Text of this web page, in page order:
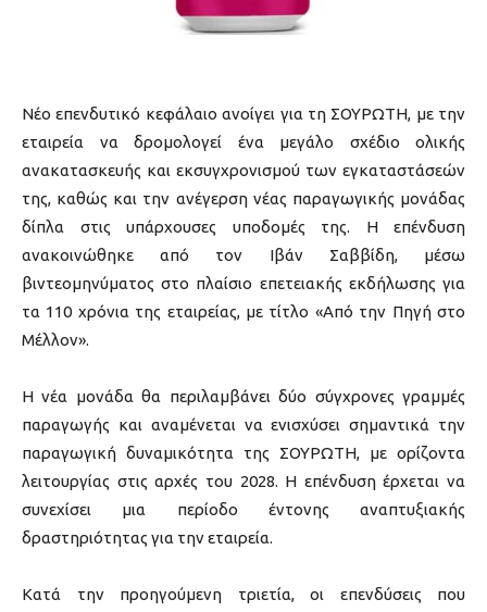
Νέο επενδυτικό κεφάλαιο ανοίγει για τη ΣΟΥΡΩΤΗ, με την
εταιρεία να δρομολογεί ένα μεγάλο σχέδιο ολικής
ανακατασκευής και εκσυγχρονισμού των εγκαταστάσεών
της, καθώς και την ανέγερση νέας παραγωγικής μονάδας
δίπλα στις υπάρχουσες υποδομές της. Η επένδυση
ανακοινώθηκε από τον Ιβάν Σαββίδη, μέσω
βιντεομηνύματος στο πλαίσιο επετειακής εκδήλωσης για
τα 110 χρόνια της εταιρείας, με τίτλο «Από την Πηγή στο
Μέλλον».
Η νέα μονάδα θα περιλαμβάνει δύο σύγχρονες γραμμές
παραγωγής και αναμένεται να ενισχύσει σημαντικά την
παραγωγική δυναμικότητα της ΣΟΥΡΩΤΗ, με ορίζοντα
λειτουργίας στις αρχές του 2028. Η επένδυση έρχεται να
συνεχίσει μια περίοδο έντονης αναπτυξιακής
δραστηριότητας για την εταιρεία.
Κατά την προηγούμενη τριετία, οι επενδύσεις που